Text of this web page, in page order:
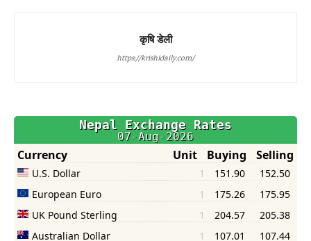
कृषि डेली
https://krishidaily.com/